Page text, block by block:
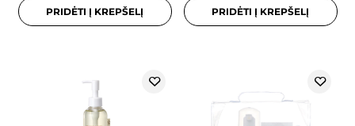
PRIDĖTI Į KREPŠELĮ PRIDĖTI Į KREPŠELĮ